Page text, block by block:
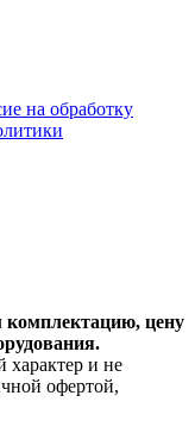
на обработку
комплектацию, цену
характер и не
офертой,